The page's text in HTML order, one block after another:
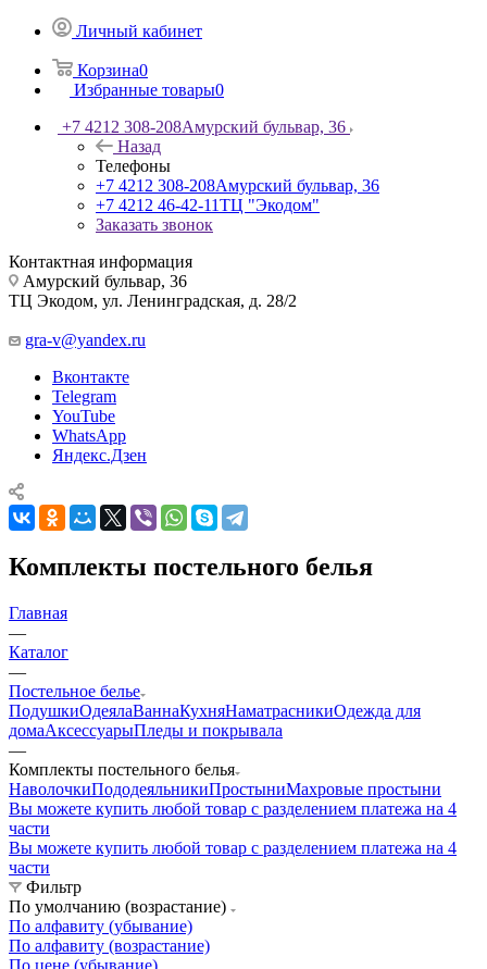
Личный кабинет
Корзина0
Избранные товары0
+7 4212 308-208Амурский бульвар, 36
Назад
Телефоны
+7 4212 308-208Амурский бульвар, 36
+7 4212 46-42-11ТЦ "Экодом"
Заказать звонок
Контактная информация
Амурский бульвар, 36
ТЦ Экодом, ул. Ленинградская, д. 28/2
gra-v@yandex.ru
Вконтакте
Telegram
YouTube
WhatsApp
Яндекс.Дзен
Комплекты постельного белья
Главная
—
Каталог
—
Постельное белье
ПодушкиОдеялаВаннаКухняНаматрасникиОдежда для
домаАксессуарыПледы и покрывала
—
Комплекты постельного белья
НаволочкиПододеяльникиПростыниМахровые простыни
Вы можете купить любой товар с разделением платежа на 4
части
Вы можете купить любой товар с разделением платежа на 4
части
Фильтр
По умолчанию (возрастание)
По алфавиту (убывание)
По алфавиту (возрастание)
По цене (убывание)